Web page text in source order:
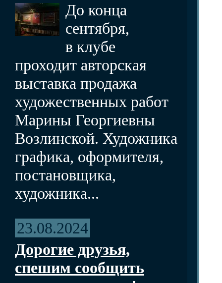
До конца
сентября,
в клубе
проходит авторская
выставка продажа
художественных работ
Марины Георгиевны
Возлинской. Художника
графика, оформителя,
постановщика,
художника...
23.08.2024
Дорогие друзья,
спешим сообщить